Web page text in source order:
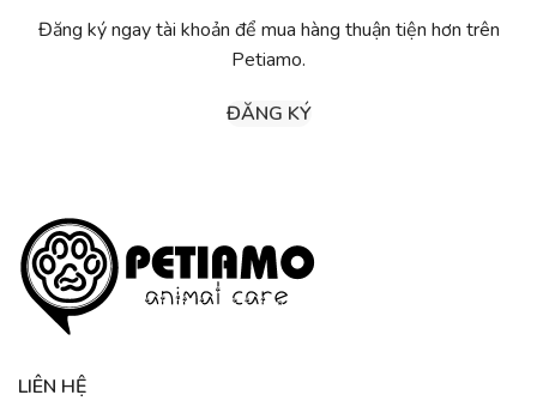
Đăng ký ngay tài khoản để mua hàng thuận tiện hơn trên
Petiamo.
ĐĂNG KÝ
LIÊN HỆ